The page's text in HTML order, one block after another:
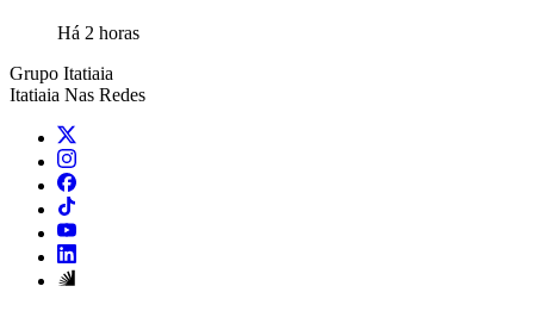
Há 2 horas
Grupo Itatiaia
Itatiaia Nas Redes